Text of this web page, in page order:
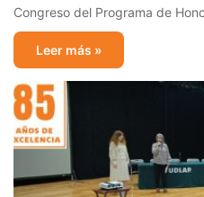
Congreso del Programa de
Leer más »